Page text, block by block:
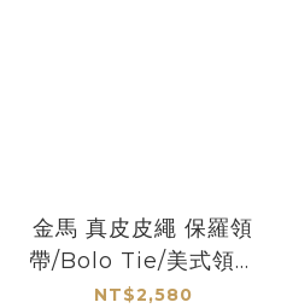
金馬 真皮皮繩 保羅領
帶/Bolo Tie/美式領帶
- 馬年系列
NT$2,580